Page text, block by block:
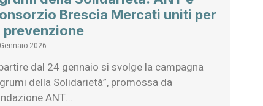
Brescia Mercati uniti per
prevenzione
2026
dal 24 gennaio si svolge la campagna
della Solidarietà”, promossa da
ANT…